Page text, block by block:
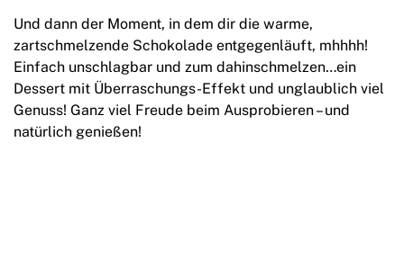
Und dann der Moment, in dem dir die warme,
zartschmelzende Schokolade entgegenläuft, mhhhh!
Einfach unschlagbar und zum dahinschmelzen…ein
Dessert mit Überraschungs-Effekt und unglaublich viel
Genuss! Ganz viel Freude beim Ausprobieren – und
natürlich genießen!